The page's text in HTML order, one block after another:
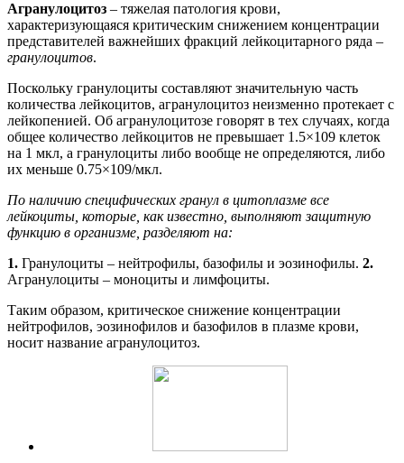
Агранулоцитоз – тяжелая патология крови,
характеризующаяся критическим снижением концентрации
представителей важнейших фракций лейкоцитарного ряда –
гранулоцитов.
Поскольку гранулоциты составляют значительную часть
количества лейкоцитов, агранулоцитоз неизменно протекает с
лейкопенией. Об агранулоцитозе говорят в тех случаях, когда
общее количество лейкоцитов не превышает 1.5×109 клеток
на 1 мкл, а гранулоциты либо вообще не определяются, либо
их меньше 0.75×109/мкл.
По наличию специфических гранул в цитоплазме все
лейкоциты, которые, как известно, выполняют защитную
функцию в организме, разделяют на:
1. Гранулоциты – нейтрофилы, базофилы и эозинофилы. 2.
Агранулоциты – моноциты и лимфоциты.
Таким образом, критическое снижение концентрации
нейтрофилов, эозинофилов и базофилов в плазме крови,
носит название агранулоцитоз.